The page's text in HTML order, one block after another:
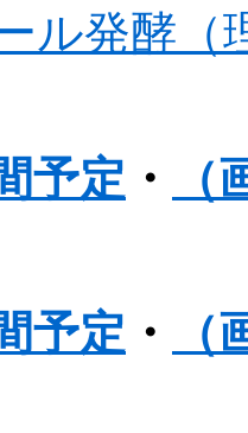
ル発酵（
予定 ・
予定 ・